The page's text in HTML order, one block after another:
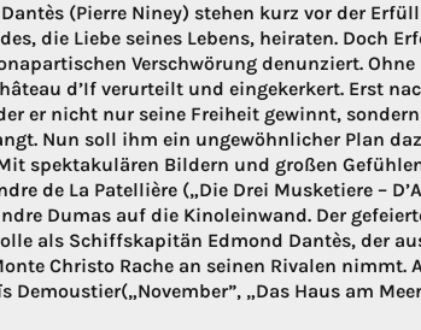
(Pierre Niney) stehen kurz vor der
die Liebe seines Lebens, heiraten. Doch
Verschwörung denunziert. Ohne
d’If verurteilt und eingekerkert. Erst
er nicht nur seine Freiheit gewinnt,
Nun soll ihm ein ungewöhnlicher Plan
spektakulären Bildern und großen
de La Patellière („Die Drei Musketiere –
Dumas auf die Kinoleinwand. Der
als Schiffskapitän Edmond Dantès, der
Christo Rache an seinen Rivalen nimmt.
„Das Haus am